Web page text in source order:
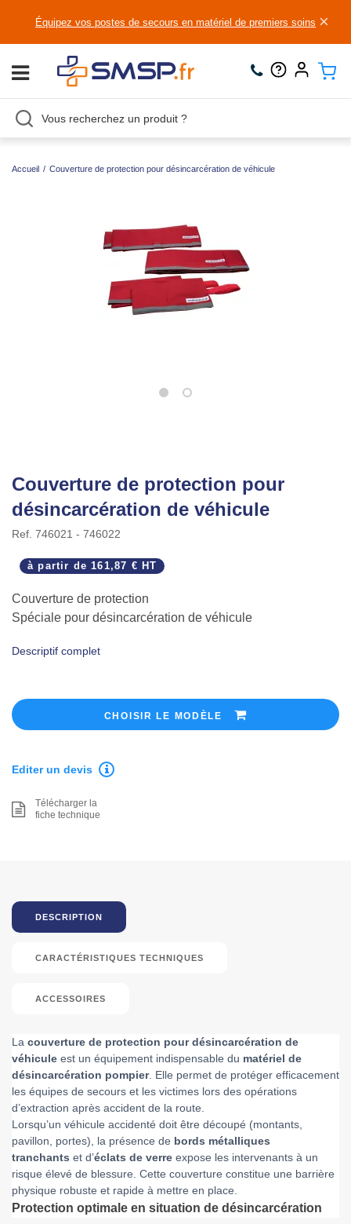
Équipez vos postes de secours en matériel de premiers soins ×
Accueil / Couverture de protection pour désincarcération de véhicule
Couverture de protection pour
désincarcération de véhicule
Ref. 746021 - 746022
à partir de161,87 € HT
Couverture de protection
Spéciale pour désincarcération de véhicule
Descriptif complet
CHOISIR LE MODÈLE
Editer un devis
Télécharger la
fiche technique
DESCRIPTION
CARACTÉRISTIQUES TECHNIQUES
ACCESSOIRES
La couverture de protection pour désincarcération de
véhicule est un équipement indispensable du matériel de
désincarcération pompier. Elle permet de protéger efficacement
les équipes de secours et les victimes lors des opérations
d’extraction après accident de la route.
Lorsqu’un véhicule accidenté doit être découpé (montants,
pavillon, portes), la présence de bords métalliques
tranchants et d’éclats de verre expose les intervenants à un
risque élevé de blessure. Cette couverture constitue une barrière
physique robuste et rapide à mettre en place.
Protection optimale en situation de désincarcération